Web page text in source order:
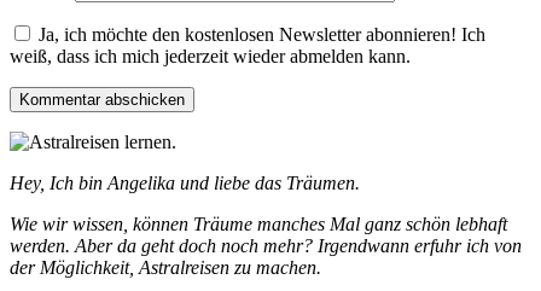
Ja, ich möchte den kostenlosen Newsletter abonnieren! Ich
weiß, dass ich mich jederzeit wieder abmelden kann.
Hey, Ich bin Angelika und liebe das Träumen.
Wie wir wissen, können Träume manches Mal ganz schön lebhaft
werden. Aber da geht doch noch mehr? Irgendwann erfuhr ich von
der Möglichkeit, Astralreisen zu machen.